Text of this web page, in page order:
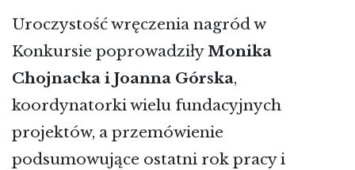
Uroczystość wręczenia nagród w
Konkursie poprowadziłyMonika
Chojnacka i Joanna Górska,
koordynatorki wielu fundacyjnych
projektów, a przemówienie
podsumowujące ostatni rok pracy i